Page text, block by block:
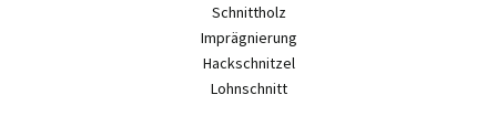
Schnittholz
Imprägnierung
Hackschnitzel
Lohnschnitt